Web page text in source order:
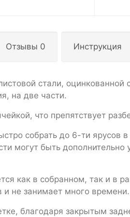
Отзывы 0 Инструкция
стали, оцинкованной
на две части.
что препятствует
собрать до 6-ти ярусов в
могут быть
как в собранном, так и в
и не занимает много времени.
благодаря закрытым